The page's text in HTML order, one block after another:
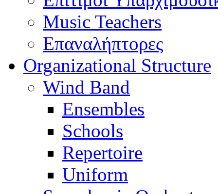
Music Teachers
Επαναλήπτορες
Organizational Structure
Wind Band
Ensembles
Schools
Repertoire
Uniform